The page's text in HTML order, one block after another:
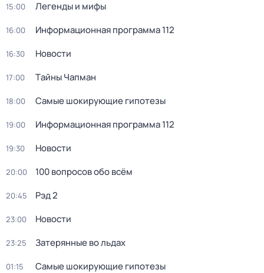
15:00 Легенды и мифы
16:00 Информационная программа 112
16:30 Новости
17:00 Тaйны Чапман
18:00 Самые шoкиpующие гипотезы
19:00 Информационная программа 112
19:30 Новости
20:00 100 вопросов обо всём
20:45 Рэд 2
23:00 Новости
23:25 Затерянные во льдах
01:15 Самые шoкиpующие гипотезы